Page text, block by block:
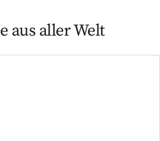
aus aller Welt